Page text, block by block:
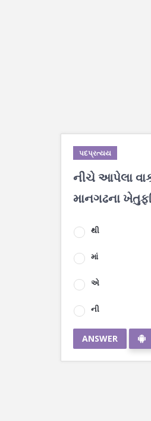
પદપ્રત્યય
નીચે આપેલા
માનગઢના
થી
માં
એ
ની
ANSWER